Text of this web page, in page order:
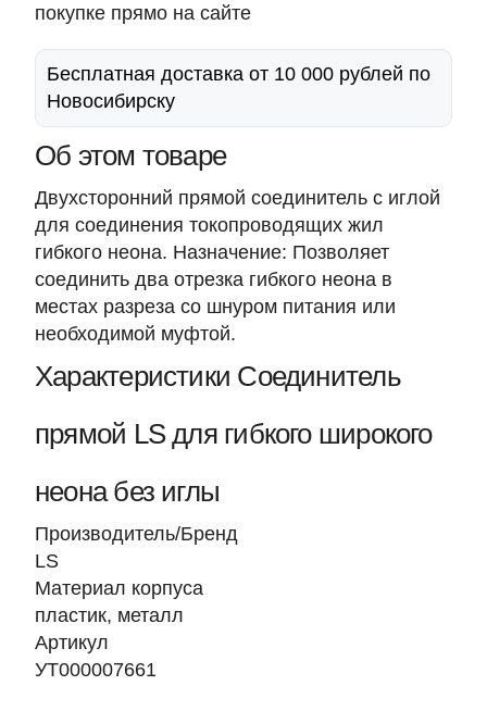
покупке прямо на сайте
Бесплатная доставка от 10 000 рублей по
Новосибирску
Об этом товаре
Двухсторонний прямой соединитель с иглой
для соединения токопроводящих жил
гибкого неона. Назначение: Позволяет
соединить два отрезка гибкого неона в
местах разреза со шнуром питания или
необходимой муфтой.
Характеристики Соединитель
прямой LS для гибкого широкого
неона без иглы
Производитель/Бренд
LS
Материал корпуса
пластик, металл
Артикул
УТ000007661